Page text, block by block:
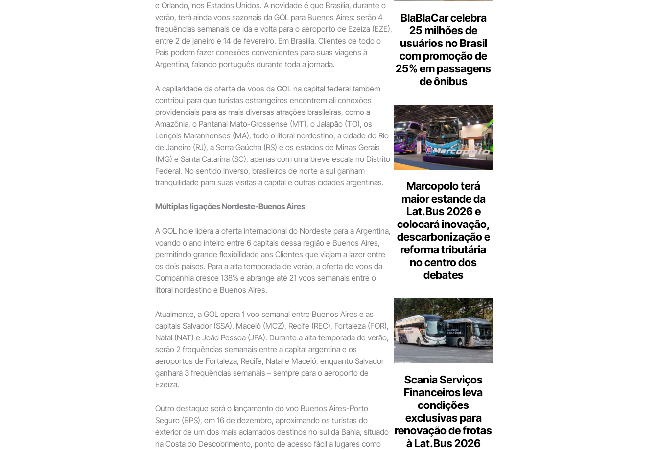
e Orlando, nos Estados Unidos. A novidade é que Brasília, durante o
verão, terá ainda voos sazonais da GOL para Buenos Aires: serão 4
frequências semanais de ida e volta para o aeroporto de Ezeiza (EZE),
entre 2 de janeiro e 14 de fevereiro. Em Brasília, Clientes de todo o
País podem fazer conexões convenientes para suas viagens à
Argentina, falando português durante toda a jornada.
A capilaridade da oferta de voos da GOL na capital federal também
contribui para que turistas estrangeiros encontrem ali conexões
providenciais para as mais diversas atrações brasileiras, como a
Amazônia, o Pantanal Mato-Grossense (MT), o Jalapão (TO), os
Lençóis Maranhenses (MA), todo o litoral nordestino, a cidade do Rio
de Janeiro (RJ), a Serra Gaúcha (RS) e os estados de Minas Gerais
(MG) e Santa Catarina (SC), apenas com uma breve escala no Distrito
Federal. No sentido inverso, brasileiros de norte a sul ganham
tranquilidade para suas visitas à capital e outras cidades argentinas.
Múltiplas ligações Nordeste-Buenos Aires
A GOL hoje lidera a oferta internacional do Nordeste para a Argentina,
voando o ano inteiro entre 6 capitais dessa região e Buenos Aires,
permitindo grande flexibilidade aos Clientes que viajam a lazer entre
os dois países. Para a alta temporada de verão, a oferta de voos da
Companhia cresce 138% e abrange até 21 voos semanais entre o
litoral nordestino e Buenos Aires.
Atualmente, a GOL opera 1 voo semanal entre Buenos Aires e as
capitais Salvador (SSA), Maceió (MCZ), Recife (REC), Fortaleza (FOR),
Natal (NAT) e João Pessoa (JPA). Durante a alta temporada de verão,
serão 2 frequências semanais entre a capital argentina e os
aeroportos de Fortaleza, Recife, Natal e Maceió, enquanto Salvador
ganhará 3 frequências semanais – sempre para o aeroporto de
Ezeiza.
Outro destaque será o lançamento do voo Buenos Aires-Porto
Seguro (BPS), em 16 de dezembro, aproximando os turistas do
exterior de um dos mais aclamados destinos no sul da Bahia, situado
na Costa do Descobrimento, ponto de acesso fácil a lugares como
BlaBlaCar celebra
25 milhões de
usuários no Brasil
com promoção de
25% em passagens
de ônibus
Marcopolo terá
maior estande da
Lat.Bus 2026 e
colocará inovação,
descarbonização e
reforma tributária
no centro dos
debates
Scania Serviços
Financeiros leva
condições
exclusivas para
renovação de frotas
à Lat.Bus 2026